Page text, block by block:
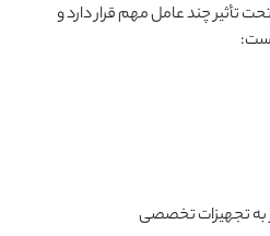
تأثیر چند عامل مهم قرار دارد و
به تجهیزات تخصصی